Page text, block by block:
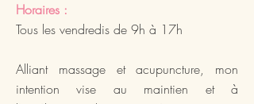
Horaires :
Tous les vendredis de 9h à 17h
Alliant massage et acupuncture, mon
intention vise au maintien et à